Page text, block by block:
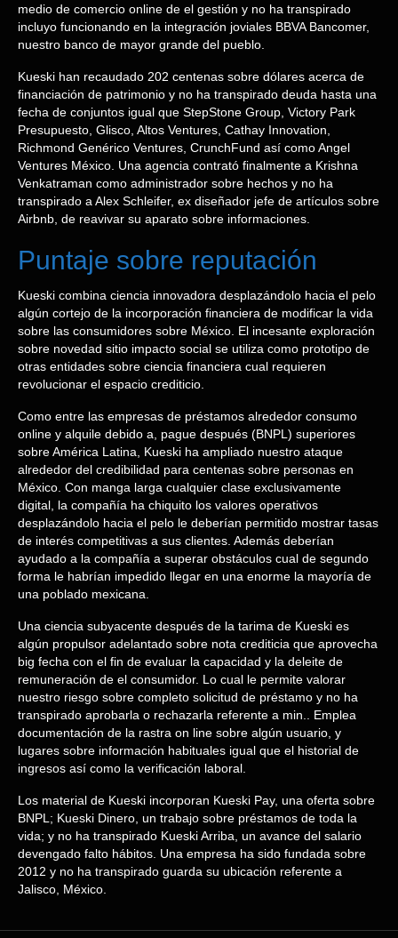
medio de comercio online de el gestión y no ha transpirado
incluyo funcionando en la integración joviales BBVA Bancomer,
nuestro banco de mayor grande del pueblo.
Kueski han recaudado 202 centenas sobre dólares acerca de
financiación de patrimonio y no ha transpirado deuda hasta una
fecha de conjuntos igual que StepStone Group, Victory Park
Presupuesto, Glisco, Altos Ventures, Cathay Innovation,
Richmond Genérico Ventures, CrunchFund así­ como Angel
Ventures México. Una agencia contrató finalmente a Krishna
Venkatraman como administrador sobre hechos y no ha
transpirado a Alex Schleifer, ex diseñador jefe de artículos sobre
Airbnb, de reavivar su aparato sobre informaciones.
Puntaje sobre reputación
Kueski combina ciencia innovadora desplazándolo hacia el pelo
algún cortejo de la incorporación financiera de modificar la vida
sobre las consumidores sobre México. El incesante exploración
sobre novedad sitio impacto social se utiliza como prototipo de
otras entidades sobre ciencia financiera cual requieren
revolucionar el espacio crediticio.
Como entre las empresas de préstamos alrededor consumo
online y alquile debido a, pague después (BNPL) superiores
sobre América Latina, Kueski ha ampliado nuestro ataque
alrededor del credibilidad para centenas sobre personas en
México. Con manga larga cualquier clase exclusivamente
digital, la compañía ha chiquito los valores operativos
desplazándolo hacia el pelo le deberían permitido mostrar tasas
de interés competitivas a sus clientes. Además deberían
ayudado a la compañía a superar obstáculos cual de segundo
forma le habrían impedido llegar en una enorme la mayoría de
una poblado mexicana.
Una ciencia subyacente después de la tarima de Kueski es
algún propulsor adelantado sobre nota crediticia que aprovecha
big fecha con el fin de evaluar la capacidad y la deleite de
remuneración de el consumidor. Lo cual le permite valorar
nuestro riesgo sobre completo solicitud de préstamo y no ha
transpirado aprobarla o rechazarla referente a min.. Emplea
documentación de la rastra on line sobre algún usuario, y
lugares sobre información habituales igual que el historial de
ingresos así­ como la verificación laboral.
Los material de Kueski incorporan Kueski Pay, una oferta sobre
BNPL; Kueski Dinero, un trabajo sobre préstamos de toda la
vida; y no ha transpirado Kueski Arriba, un avance del salario
devengado falto hábitos. Una empresa ha sido fundada sobre
2012 y no ha transpirado guarda su ubicación referente a
Jalisco, México.